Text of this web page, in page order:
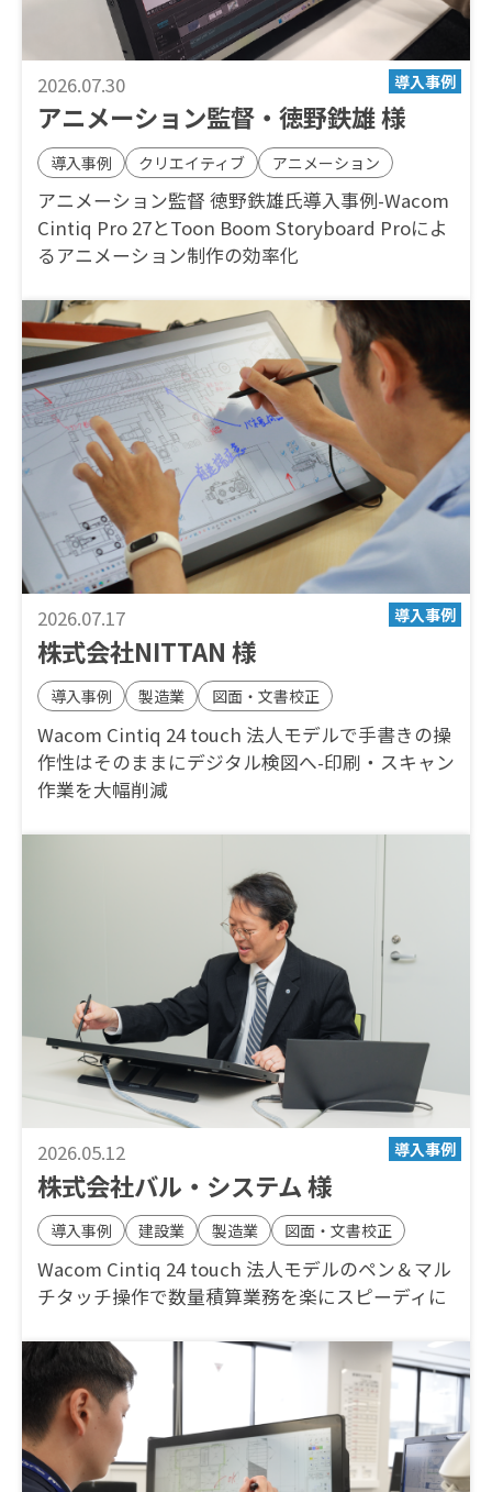
2026.07.30
アニメーション監督・徳野鉄雄 様
導入事例 クリエイティブ アニメーション
アニメーション監督 徳野鉄雄氏導入事例-Wacom
Cintiq Pro 27とToon Boom Storyboard Proによ
るアニメーション制作の効率化
2026.07.17
株式会社NITTAN 様
導入事例 製造業 図面・文書校正
Wacom Cintiq 24 touch 法人モデルで手書きの操
作性はそのままにデジタル検図へ-印刷・スキャン
作業を大幅削減
2026.05.12
株式会社バル・システム 様
導入事例 建設業 製造業 図面・文書校正
Wacom Cintiq 24 touch 法人モデルのペン＆マル
チタッチ操作で数量積算業務を楽にスピーディに